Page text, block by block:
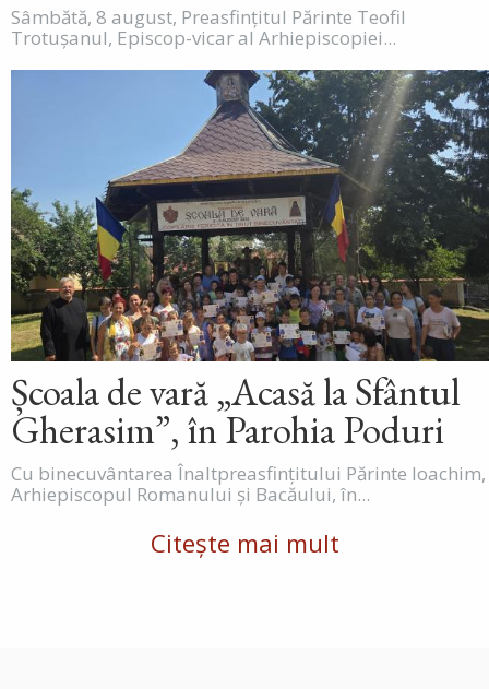
Sâmbătă, 8 august, Preasfințitul Părinte Teofil
Trotușanul, Episcop-vicar al Arhiepiscopiei...
Școala de vară „Acasă la Sfântul
Gherasim”, în Parohia Poduri
Cu binecuvântarea Înaltpreasfințitului Părinte Ioachim,
Arhiepiscopul Romanului și Bacăului, în...
Citește mai mult